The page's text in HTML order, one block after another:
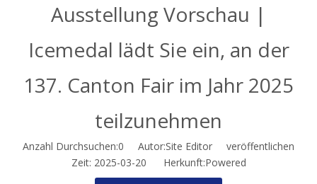
Ausstellung Vorschau |
Icemedal lädt Sie ein, an der
137. Canton Fair im Jahr 2025
teilzunehmen
Anzahl Durchsuchen:0 Autor:Site Editor veröffentlichen
Zeit: 2025-03-20 Herkunft:Powered